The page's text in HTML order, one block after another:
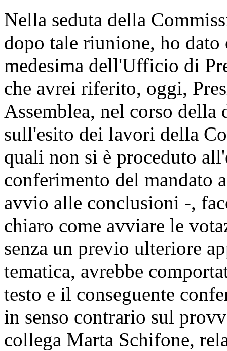
Nella seduta della
dopo tale riunione, ho
medesima dell'Ufficio di
che avrei riferito, oggi,
Assemblea, nel corso della
sull'esito dei lavori della
quali non si è proceduto
conferimento del mandato
avvio alle conclusioni -,
chiaro come avviare le
senza un previo ulteriore
tematica, avrebbe
testo e il conseguente
in senso contrario sul
collega Marta Schifone,